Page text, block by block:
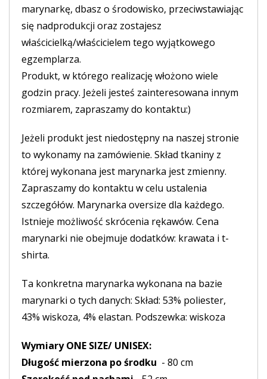
marynarkę, dbasz o środowisko, przeciwstawiając
się nadprodukcji oraz zostajesz
właścicielką/właścicielem tego wyjątkowego
egzemplarza.
Produkt, w którego realizację włożono wiele
godzin pracy. Jeżeli jesteś zainteresowana innym
rozmiarem, zapraszamy do kontaktu:)
Jeżeli produkt jest niedostępny na naszej stronie
to wykonamy na zamówienie. Skład tkaniny z
której wykonana jest marynarka jest zmienny.
Zapraszamy do kontaktu w celu ustalenia
szczegółów. Marynarka oversize dla każdego.
Istnieje możliwość skrócenia rękawów. Cena
marynarki nie obejmuje dodatków: krawata i t-
shirta.
Ta konkretna marynarka wykonana na bazie
marynarki o tych danych: Skład: 53% poliester,
43% wiskoza, 4% elastan. Podszewka: wiskoza
Wymiary ONE SIZE/ UNISEX:
Długość mierzona po środku - 80 cm